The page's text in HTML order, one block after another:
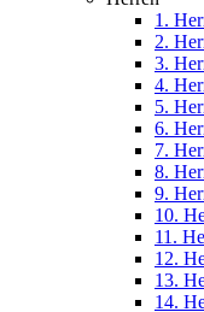
1.
2.
3.
4.
5.
6.
7.
8.
9.
10.
11.
12.
13.
14.